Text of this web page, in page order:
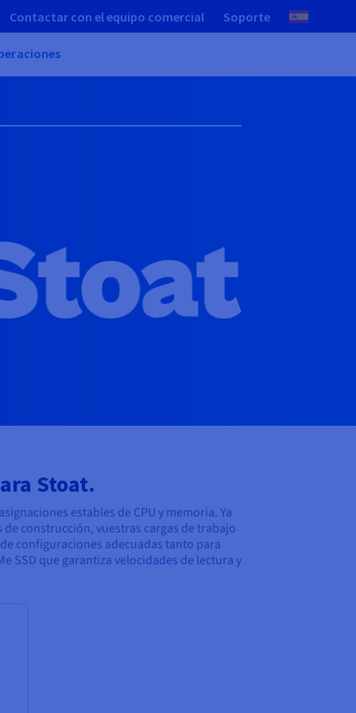
Contactar con el equipo comercial Soporte
Stoat.
estables de CPU y memoria. Ya
construcción, vuestras cargas de trabajo
configuraciones adecuadas tanto para
SSD que garantiza velocidades de lectura y